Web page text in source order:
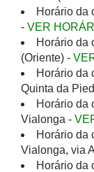
Horário da
- VER
Horário da
(Oriente) -
Horário da
Quinta da
Horário da
Vialonga -
Horário da
Vialonga, via
Horário da